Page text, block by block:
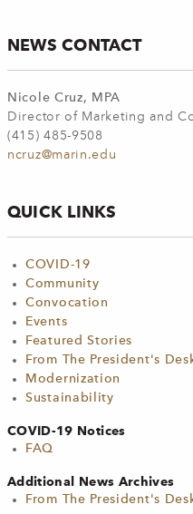
NEWS CONTACT
Nicole Cruz, MPA
Director of Marketing and
(415) 485-9508
ncruz@marin.edu
QUICK LINKS
COVID-19
Community
Convocation
Events
Featured Stories
From The President's
Modernization
Sustainability
COVID-19 Notices
FAQ
Additional News Archives
From The President's